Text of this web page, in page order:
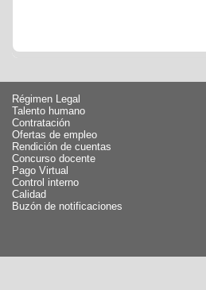
Régimen Legal
Talento humano
Contratación
Ofertas de empleo
Rendición de cuentas
Concurso docente
Pago Virtual
Control interno
Calidad
Buzón de notificaciones